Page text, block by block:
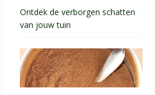
Ontdek de verborgen schatten
van jouw tuin